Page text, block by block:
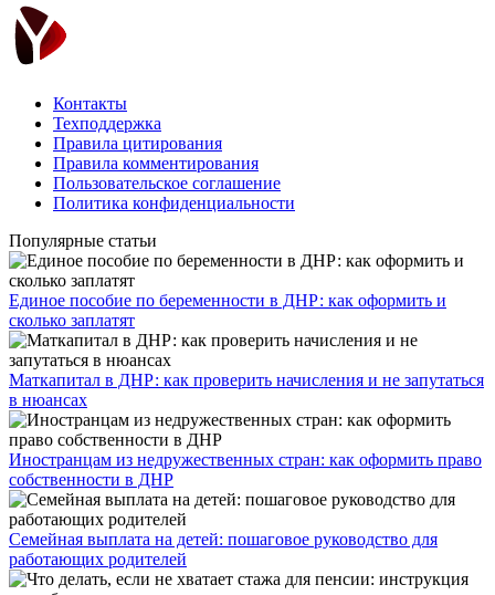
Контакты
Техподдержка
Правила цитирования
Правила комментирования
Пользовательское соглашение
Политика конфиденциальности
Популярные статьи
Единое пособие по беременности в ДНР: как оформить и
сколько заплатят
​Маткапитал в ДНР: как проверить начисления и не запутаться
в нюансах
Иностранцам из недружественных стран: как оформить право
собственности в ДНР
Семейная выплата на детей: пошаговое руководство для
работающих родителей